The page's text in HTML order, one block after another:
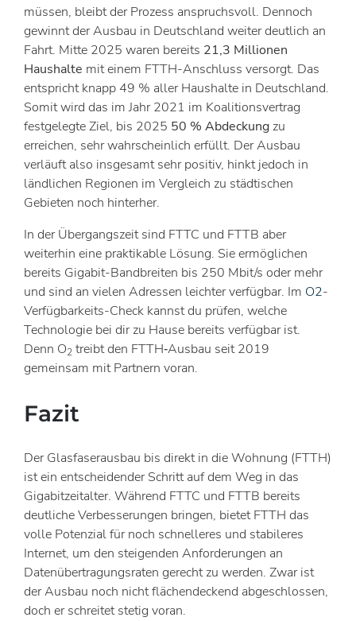
müssen, bleibt der Prozess anspruchsvoll. Dennoch
gewinnt der Ausbau in Deutschland weiter deutlich an
Fahrt. Mitte 2025 waren bereits 21,3 Millionen
Haushalte mit einem FTTH-Anschluss versorgt. Das
entspricht knapp 49 % aller Haushalte in Deutschland.
Somit wird das im Jahr 2021 im Koalitionsvertrag
festgelegte Ziel, bis 2025 50 % Abdeckung zu
erreichen, sehr wahrscheinlich erfüllt. Der Ausbau
verläuft also insgesamt sehr positiv, hinkt jedoch in
ländlichen Regionen im Vergleich zu städtischen
Gebieten noch hinterher.
In der Übergangszeit sind FTTC und FTTB aber
weiterhin eine praktikable Lösung. Sie ermöglichen
bereits Gigabit-Bandbreiten bis 250 Mbit/s oder mehr
und sind an vielen Adressen leichter verfügbar. Im O2-
Verfügbarkeits-Check kannst du prüfen, welche
Technologie bei dir zu Hause bereits verfügbar ist.
Denn O2 treibt den FTTH‑Ausbau seit 2019
gemeinsam mit Partnern voran.
Fazit
Der Glasfaserausbau bis direkt in die Wohnung (FTTH)
ist ein entscheidender Schritt auf dem Weg in das
Gigabitzeitalter. Während FTTC und FTTB bereits
deutliche Verbesserungen bringen, bietet FTTH das
volle Potenzial für noch schnelleres und stabileres
Internet, um den steigenden Anforderungen an
Datenübertragungsraten gerecht zu werden. Zwar ist
der Ausbau noch nicht flächendeckend abgeschlossen,
doch er schreitet stetig voran.